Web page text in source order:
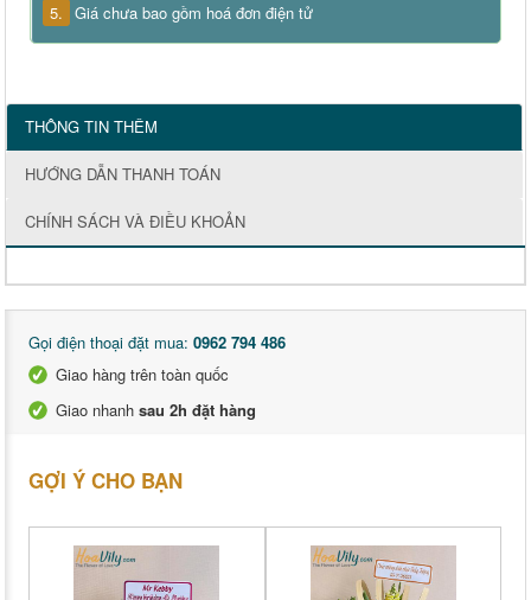
5. Giá chưa bao gồm hoá đơn điện tử
THÔNG TIN THÊM
HƯỚNG DẪN THANH TOÁN
CHÍNH SÁCH VÀ ĐIỀU KHOẢN
Gọi điện thoại đặt mua: 0962 794 486
Giao hàng trên toàn quốc
Giao nhanh sau 2h đặt hàng
GỢI Ý CHO BẠN